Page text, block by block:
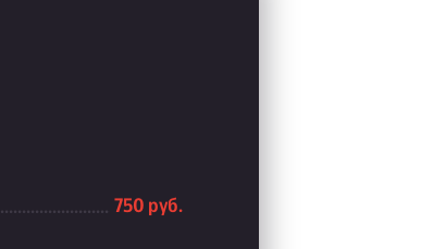
750 руб.